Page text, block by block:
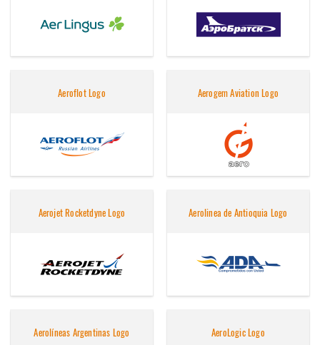
Aeroflot Logo Aerogem Aviation Logo
Aerojet Rocketdyne Logo Aerolinea de Antioquia Logo
Aerolíneas Argentinas Logo AeroLogic Logo